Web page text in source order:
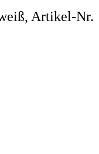
Artikel-Nr.